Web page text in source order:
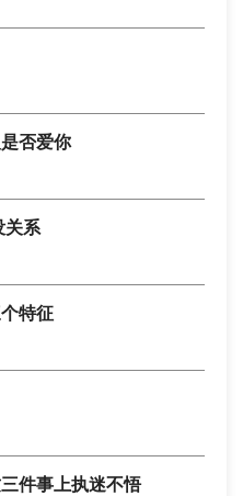
否爱你
关系
特征
件事上执迷不悟